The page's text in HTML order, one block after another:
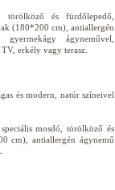
törölköző és fürdőlepedő,
(180*200 cm), antiallergén
ágyneművel,
erkély vagy terasz.
és modern, natúr színeivel
mosdó, törölköző és
cm), antiallergén ágynemű